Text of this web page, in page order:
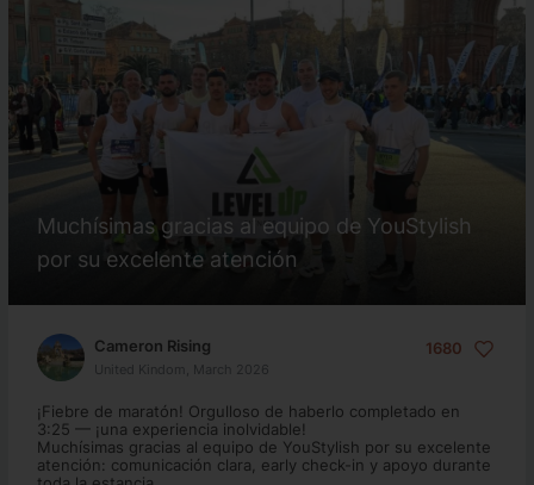
Muchísimas gracias al equipo de YouStylish
por su excelente atención
Cameron Rising 1680
United Kindom, March 2026
¡Fiebre de maratón! Orgulloso de haberlo completado en
3:25 — ¡una experiencia inolvidable!
Muchísimas gracias al equipo de YouStylish por su excelente
atención: comunicación clara, early check-in y apoyo durante